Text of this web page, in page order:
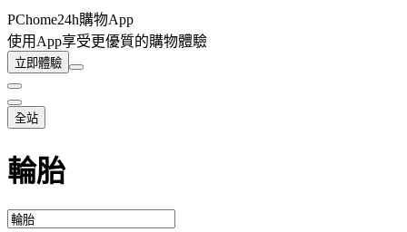
PChome24h購物App
使用App享受更優質的購物體驗
立即體驗
全站
輪胎